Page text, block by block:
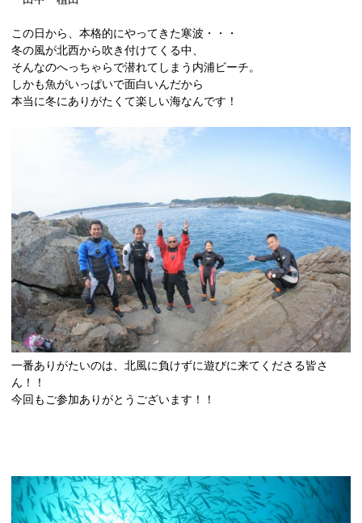
この日から、本格的にやってきた寒波・・・
冬の風が北西から吹き付けてくる中、
そんなのへっちゃらで潜れてしまう内浦ビーチ。
しかも魚がいっぱいで面白いんだから
本当に冬にありがたくて楽しい海なんです！
一番ありがたいのは、北風に負けずに遊びに来てくださる皆さ
ん！！
今回もご参加ありがとうございます！！